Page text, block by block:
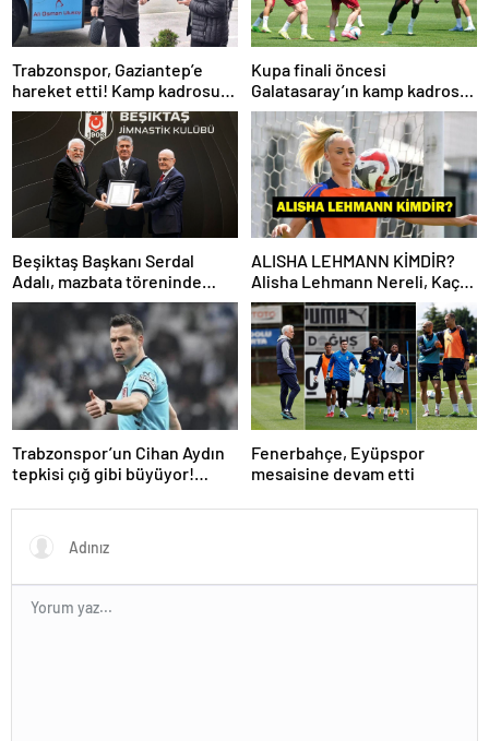
Trabzonspor, Gaziantep’e
hareket etti! Kamp kadrosu
açıklandı…
Kupa finali öncesi
Galatasaray’ın kamp kadrosu
belli oldu!
Beşiktaş Başkanı Serdal
Adalı, mazbata töreninde
konuştu: Gün istikrar
ALISHA LEHMANN KİMDİR?
Alisha Lehmann Nereli, Kaç
Yaşında, Hangi Takımda
Oynuyor?
Trabzonspor’un Cihan Aydın
tepkisi çığ gibi büyüyor!
Fenerbahçe, Eyüpspor
mesaisine devam etti